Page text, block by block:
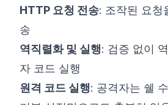
HTTP 요청 전송: 조작된 요청
송
역직렬화 및 실행: 검증 없이
자 코드 실행
원격 코드 실행: 공격자는 쉘